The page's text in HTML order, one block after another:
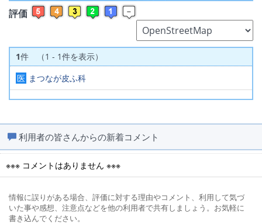
評価
1件 （1 - 1件を表示）
医 まつなが皮ふ科
利用者の皆さんからの新着コメント
※※※ コメントはありません ※※※
情報に誤りがある場合、評価に対する理由やコメント、利用して気づ
いた事や感想、注意点などを他の利用者で共有しましょう。お気軽に
書き込んでください。